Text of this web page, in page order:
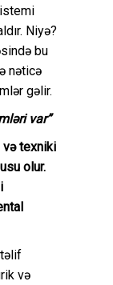
Niyə?
bu
nəticə
gəlir.
var”
və texniki
olur.
və